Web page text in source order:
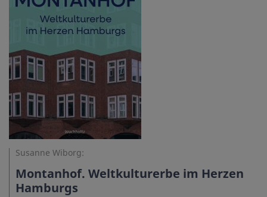
Susanne Wiborg:
Montanhof. Weltkulturerbe im Herzen
Hamburgs